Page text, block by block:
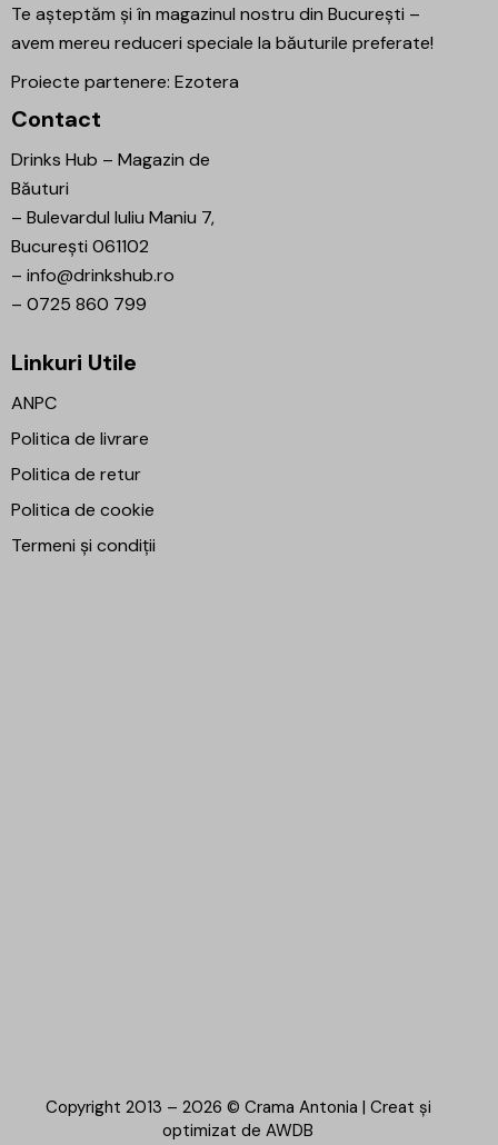
Te așteptăm și în magazinul nostru din București –
avem mereu reduceri speciale la băuturile preferate!
Proiecte partenere: Ezotera
Contact
Drinks Hub – Magazin de
Băuturi
– Bulevardul Iuliu Maniu 7,
București 061102
– info@drinkshub.ro
– 0725 860 799
Linkuri Utile
ANPC
Politica de livrare
Politica de retur
Politica de cookie
Termeni și condiții
Copyright 2013 – 2026 © Crama Antonia | Creat și
optimizat de AWDB